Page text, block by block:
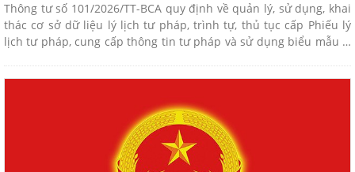
Thông tư số 101/2026/TT-BCA quy định về quản lý, sử dụng, khai
thác cơ sở dữ liệu lý lịch tư pháp, trình tự, thủ tục cấp Phiếu lý
lịch tư pháp, cung cấp thông tin tư pháp và sử dụng biểu mẫu lý